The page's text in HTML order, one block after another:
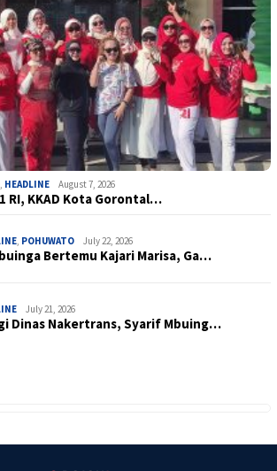
, HEADLINE August 7, 2026
RI, KKAD Kota Gorontal…
, POHUWATO July 22, 2026
Bertemu Kajari Marisa, Ga…
July 21, 2026
Dinas Nakertrans, Syarif Mbuing…